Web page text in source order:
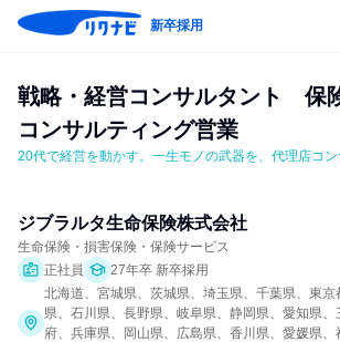
新卒採用
戦略・経営コンサルタント　保
コンサルティング営業
20代で経営を動かす。一生モノの武器を、代理店コン
ジブラルタ生命保険株式会社
生命保険・損害保険・保険サービス
正社員
27年卒 新卒採用
北海道、宮城県、茨城県、埼玉県、千葉県、東
県、石川県、長野県、岐阜県、静岡県、愛知県、
府、兵庫県、岡山県、広島県、香川県、愛媛県